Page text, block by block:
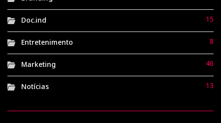
Doc.ind 15
Entretenimento 8
Marketing 46
Notícias 13